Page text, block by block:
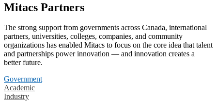
Mitacs Partners
The strong support from governments across Canada, international
partners, universities, colleges, companies, and community
organizations has enabled Mitacs to focus on the core idea that talent
and partnerships power innovation — and innovation creates a
better future.
Government
Academic
Industry